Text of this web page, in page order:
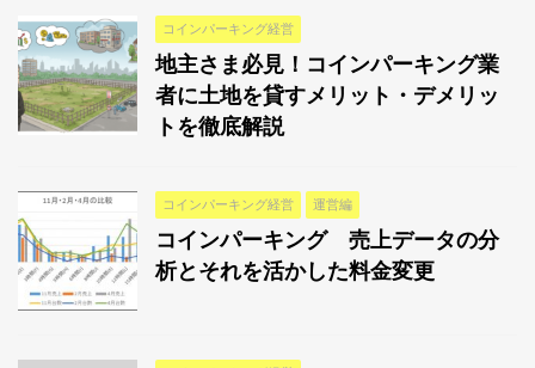
コインパーキング経営
地主さま必見！コインパーキング業
者に土地を貸すメリット・デメリッ
トを徹底解説
コインパーキング経営 運営編
コインパーキング 売上データの分
析とそれを活かした料金変更